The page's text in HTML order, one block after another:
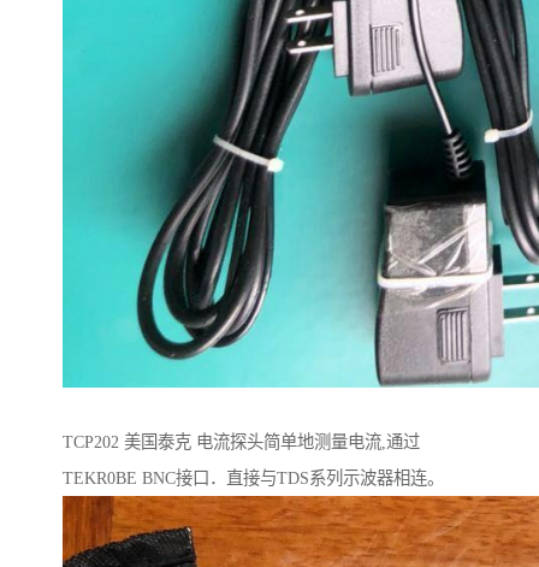
TCP202 美国泰克 电流探头简单地测量电流,通过
TEKR0BE BNC接口．直接与TDS系列示波器相连。